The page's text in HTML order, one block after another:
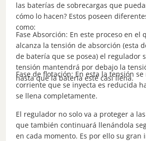
las baterías de sobrecargas que
cómo lo hacen? Estos poseen
como:
Fase Absorción: En este proceso en el
alcanza la tensión de absorción (esta
de batería que se posea) el regulador
tensión mantendrá por debajo la
hasta que la batería esté casi llena.
Fase de flotación: En esta la tensión
corriente que se inyecta es reducida
se llena completamente.
El regulador no solo va a proteger a
que también continuará llenándola
en cada momento. Es por ello su gran